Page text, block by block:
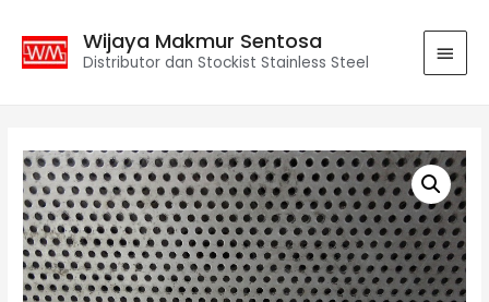
Wijaya Makmur Sentosa
Distributor dan Stockist Stainless Steel